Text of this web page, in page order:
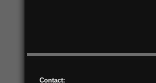
Contact: